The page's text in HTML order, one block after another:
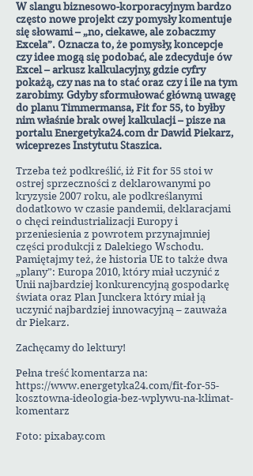
W slangu biznesowo-korporacyjnym bardzo
często nowe projekt czy pomysły komentuje
się słowami – „no, ciekawe, ale zobaczmy
Excela”. Oznacza to, że pomysły, koncepcje
czy idee mogą się podobać, ale zdecyduje ów
Excel – arkusz kalkulacyjny, gdzie cyfry
pokażą, czy nas na to stać oraz czy i ile na tym
zarobimy. Gdyby sformułować główną uwagę
do planu Timmermansa, Fit for 55, to byłby
nim właśnie brak owej kalkulacji – pisze na
portalu Energetyka24.com dr Dawid Piekarz,
wiceprezes Instytutu Staszica.
Trzeba też podkreślić, iż Fit for 55 stoi w
ostrej sprzeczności z deklarowanymi po
kryzysie 2007 roku, ale podkreślanymi
dodatkowo w czasie pandemii, deklaracjami
o chęci reindustrializacji Europy i
przeniesienia z powrotem przynajmniej
części produkcji z Dalekiego Wschodu.
Pamiętajmy też, że historia UE to także dwa
„plany”: Europa 2010, który miał uczynić z
Unii najbardziej konkurencyjną gospodarkę
świata oraz Plan Junckera który miał ją
uczynić najbardziej innowacyjną – zauważa
dr Piekarz.
Zachęcamy do lektury!
Pełna treść komentarza na:
https://www.energetyka24.com/fit-for-55-
kosztowna-ideologia-bez-wplywu-na-klimat-
komentarz
Foto: pixabay.com